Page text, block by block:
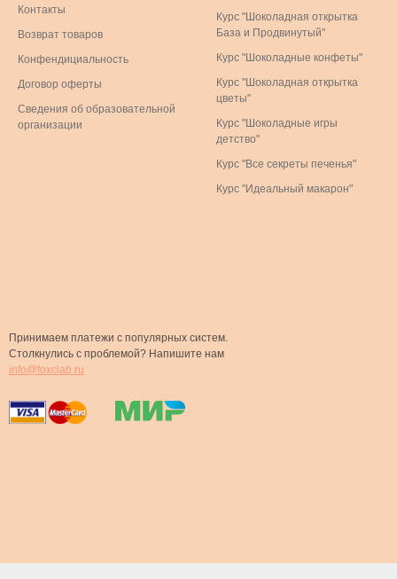
Контакты
Возврат товаров
Конфендициальность
Договор оферты
Сведения об образовательной
организации
Курс "Шоколадная открытка
База и Продвинутый"
Курс "Шоколадные конфеты"
Курс "Шоколадная открытка
цветы"
Курс "Шоколадные игры
детство"
Курс "Все секреты печенья"
Курс "Идеальный макарон"
Принимаем платежи с популярных систем.
Столкнулись с проблемой? Напишите нам
info@foxclab.ru